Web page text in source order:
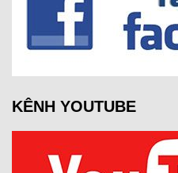
KÊNH YOUTUBE